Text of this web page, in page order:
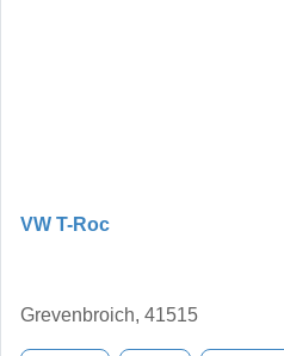
VW T-Roc
Grevenbroich, 41515